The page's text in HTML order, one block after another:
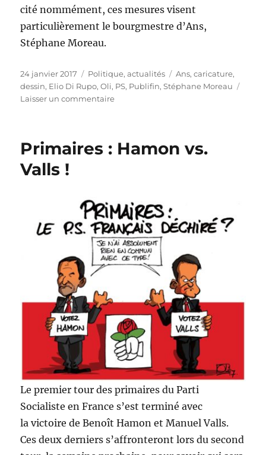
cité nommément, ces mesures visent
particulièrement le bourgmestre d’Ans,
Stéphane Moreau.
Publié
le
24 janvier 2017 Catégories
Politique, actualités Étiquettes
Ans,caricature,
dessin, Elio Di Rupo,Oli, PS, Publifin,Stéphane Moreau
Laisser un commentairesur
choisir
Primaires : Hamon vs.
Valls !
Le premier tour des primaires du Parti
Socialiste en France s’est terminé avec
la victoire de Benoît Hamon et Manuel Valls.
Ces deux derniers s’affronteront lors du second